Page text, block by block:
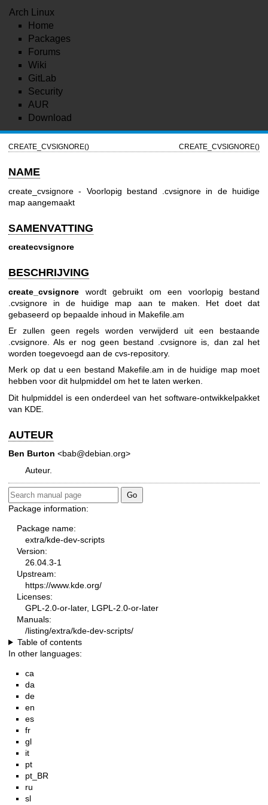
Arch Linux
Home
Packages
Forums
Wiki
GitLab
Security
AUR
Download
CREATE_CVSIGNORE() CREATE_CVSIGNORE()
NAME
create_cvsignore - Voorlopig bestand .cvsignore in de huidige
map aangemaakt
SAMENVATTING
createcvsignore
BESCHRIJVING
create_cvsignore wordt gebruikt om een voorlopig bestand
.cvsignore in de huidige map aan te maken. Het doet dat
gebaseerd op bepaalde inhoud in Makefile.am
Er zullen geen regels worden verwijderd uit een bestaande
.cvsignore. Als er nog geen bestand .cvsignore is, dan zal het
worden toegevoegd aan de cvs-repository.
Merk op dat u een bestand Makefile.am in de huidige map moet
hebben voor dit hulpmiddel om het te laten werken.
Dit hulpmiddel is een onderdeel van het software-ontwikkelpakket
van KDE.
AUTEUR
Ben Burton <bab@debian.org>
Auteur.
Package information:
Package name:
extra/kde-dev-scripts
Version:
26.04.3-1
Upstream:
https://www.kde.org/
Licenses:
GPL-2.0-or-later, LGPL-2.0-or-later
Manuals:
/listing/extra/kde-dev-scripts/
Table of contents
In other languages:
ca
da
de
en
es
fr
gl
it
pt
pt_BR
ru
sl